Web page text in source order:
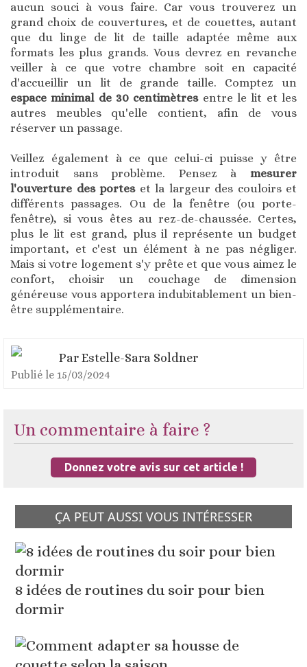
aucun souci à vous faire. Car vous trouverez un
grand choix de couvertures, et de couettes, autant
que du linge de lit de taille adaptée même aux
formats les plus grands. Vous devrez en revanche
veiller à ce que votre chambre soit en capacité
d'accueillir un lit de grande taille. Comptez un
espace minimal de 30 centimètresentre le lit et les
autres meubles qu'elle contient, afin de vous
réserver un passage.
Veillez également à ce que celui-ci puisse y être
introduit sans problème. Pensez à mesurer
l'ouverture des porteset la largeur des couloirs et
différents passages. Ou de la fenêtre (ou porte-
fenêtre), si vous êtes au rez-de-chaussée. Certes,
plus le lit est grand, plus il représente un budget
important, et c'est un élément à ne pas négliger.
Mais si votre logement s'y prête et que vous aimez le
confort, choisir un couchage de dimension
généreuse vous apportera indubitablement un bien-
être supplémentaire.
Par Estelle-Sara Soldner
Publié le 15/03/2024
Un commentaire à faire ?
Donnez votre avis sur cet article !
ÇA PEUT AUSSI VOUS INTÉRESSER
8 idées de routines du soir pour bien
dormir